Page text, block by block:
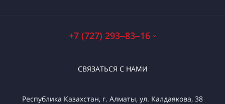
+7 (727) 293‒83‒16
СВЯЗАТЬСЯ С НАМИ
Республика Казахстан, г. Алматы, ул. Калдаякова, 38